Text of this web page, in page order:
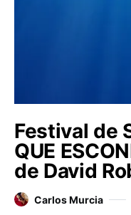
Festival de
QUE
de David
Carlos Murcia